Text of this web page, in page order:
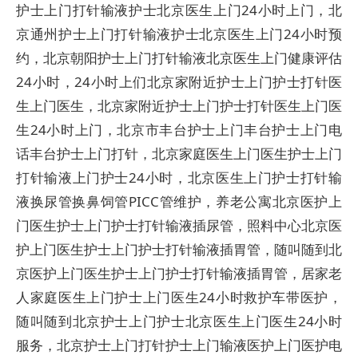
护士上门打针输液护士北京医生上门24小时上门，北
京通州护士上门打针输液护士北京医生上门24小时预
约，北京朝阳护士上门打针输液北京医生上门健康评估
24小时，24小时上们北京家附近护士上门护士打针医
生上门医生，北京家附近护士上门护士打针医生上门医
生24小时上门，北京市丰台护士上门丰台护士上门电
话丰台护士上门打针，北京家庭医生上门医生护士上门
打针输液上门护士24小时，北京医生上门护士打针输
液换尿管换鼻饲管PICC管维护，养老公寓北京医护上
门医生护士上门护士打针输液插尿管，照料中心北京医
护上门医生护士上门护士打针输液插胃管，随叫随到北
京医护上门医生护士上门护士打针输液插胃管，居家老
人家庭医生上门护士上门医生24小时救护车带医护，
随叫随到北京护士上门护士北京医生上门医生24小时
服务，北京护士上门打针护士上门输液医护上门医护电